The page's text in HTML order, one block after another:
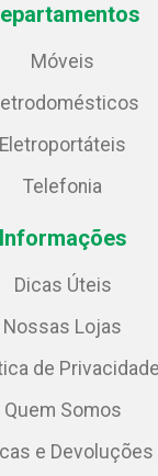
Móveis
Eletroportáteis
Telefonia
Informações
Dicas Úteis
Nossas Lojas
de Privacidade
Quem Somos
e Devoluções